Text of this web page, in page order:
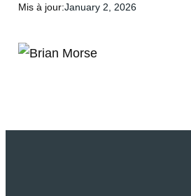
Mis à jour:January 2, 2026